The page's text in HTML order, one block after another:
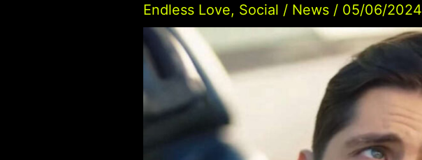
Endless Love, Social / News / 05/06/2024